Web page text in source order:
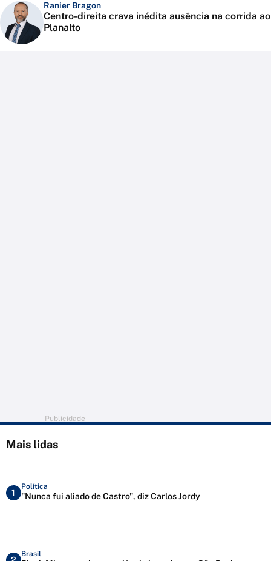
Ranier Bragon
Centro-direita crava inédita ausência na corrida ao
Planalto
Publicidade
Mais lidas
1
Política
"Nunca fui aliado de Castro", diz Carlos Jordy
Brasil